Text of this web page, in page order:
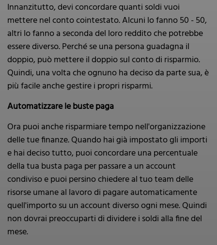
Innanzitutto, devi concordare quanti soldi vuoi
mettere nel conto cointestato. Alcuni lo fanno 50 - 50,
altri lo fanno a seconda del loro reddito che potrebbe
essere diverso. Perché se una persona guadagna il
doppio, può mettere il doppio sul conto di risparmio.
Quindi, una volta che ognuno ha deciso da parte sua, è
più facile anche gestire i propri risparmi.
Automatizzare le buste paga
Ora puoi anche risparmiare tempo nell'organizzazione
delle tue finanze. Quando hai già impostato gli importi
e hai deciso tutto, puoi concordare una percentuale
della tua busta paga per passare a un account
condiviso e puoi persino chiedere al tuo team delle
risorse umane al lavoro di pagare automaticamente
quell'importo su un account diverso ogni mese. Quindi
non dovrai preoccuparti di dividere i soldi alla fine del
mese.